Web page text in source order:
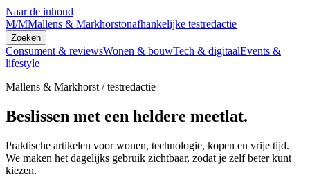
Naar de inhoud
M/MMallens & Markhorstonafhankelijke testredactie
Zoeken
Consument & reviewsWonen & bouwTech & digitaalEvents &
lifestyle
Mallens & Markhorst / testredactie
Beslissen met een heldere meetlat.
Praktische artikelen voor wonen, technologie, kopen en vrije tijd.
We maken het dagelijks gebruik zichtbaar, zodat je zelf beter kunt
kiezen.